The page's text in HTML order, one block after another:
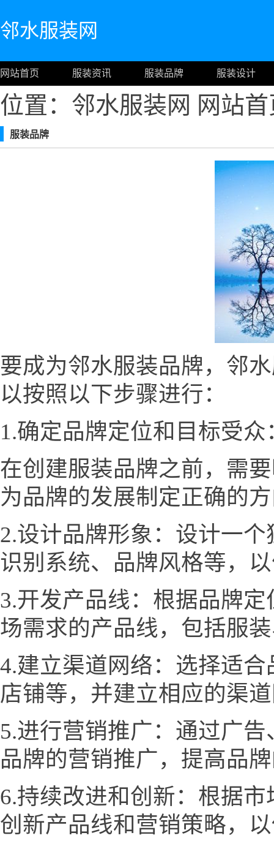
邻水服装网
网站首页 服装资讯 服装品牌 服装设计
位置：邻水服装网 网站
服装品牌
要成为邻水服装品牌，邻
以按照以下步骤进行：
1.确定品牌定位和目标受众
在创建服装品牌之前，需
为品牌的发展制定正确的
2.设计品牌形象：设计一
识别系统、品牌风格等，
3.开发产品线：根据品牌
场需求的产品线，包括服
4.建立渠道网络：选择适
店铺等，并建立相应的渠
5.进行营销推广：通过广
品牌的营销推广，提高品
6.持续改进和创新：根据
创新产品线和营销策略，